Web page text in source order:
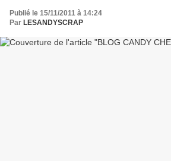
Publié le 15/11/2011 à 14:24
Par LESANDYSCRAP